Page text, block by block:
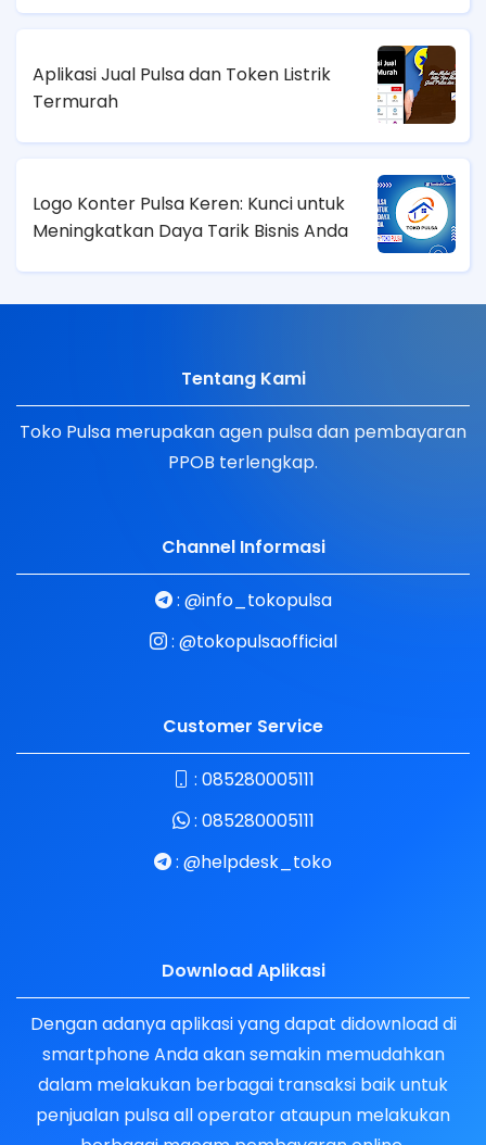
Aplikasi Jual Pulsa dan Token Listrik
Termurah
Logo Konter Pulsa Keren: Kunci untuk
Meningkatkan Daya Tarik Bisnis Anda
Tentang Kami
Toko Pulsa merupakan agen pulsa dan pembayaran
PPOB terlengkap.
Channel Informasi
: @info_tokopulsa
: @tokopulsaofficial
Customer Service
: 085280005111
: 085280005111
: @helpdesk_toko
Download Aplikasi
Dengan adanya aplikasi yang dapat didownload di
smartphone Anda akan semakin memudahkan
dalam melakukan berbagai transaksi baik untuk
penjualan pulsa all operator ataupun melakukan